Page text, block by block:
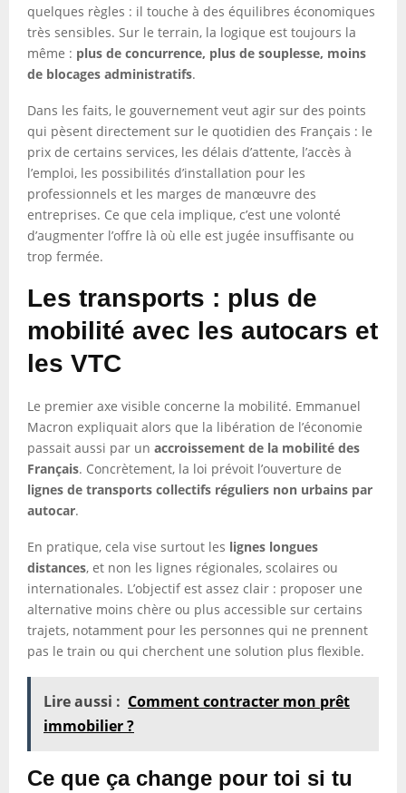
quelques règles : il touche à des équilibres économiques
très sensibles. Sur le terrain, la logique est toujours la
même : plus de concurrence, plus de souplesse, moins
de blocages administratifs.
Dans les faits, le gouvernement veut agir sur des points
qui pèsent directement sur le quotidien des Français : le
prix de certains services, les délais d’attente, l’accès à
l’emploi, les possibilités d’installation pour les
professionnels et les marges de manœuvre des
entreprises. Ce que cela implique, c’est une volonté
d’augmenter l’offre là où elle est jugée insuffisante ou
trop fermée.
Les transports : plus de
mobilité avec les autocars et
les VTC
Le premier axe visible concerne la mobilité. Emmanuel
Macron expliquait alors que la libération de l’économie
passait aussi par un accroissement de la mobilité des
Français. Concrètement, la loi prévoit l’ouverture de
lignes de transports collectifs réguliers non urbains par
autocar.
En pratique, cela vise surtout les lignes longues
distances, et non les lignes régionales, scolaires ou
internationales. L’objectif est assez clair : proposer une
alternative moins chère ou plus accessible sur certains
trajets, notamment pour les personnes qui ne prennent
pas le train ou qui cherchent une solution plus flexible.
Lire aussi : Comment contracter mon prêt
immobilier ?
Ce que ça change pour toi si tu